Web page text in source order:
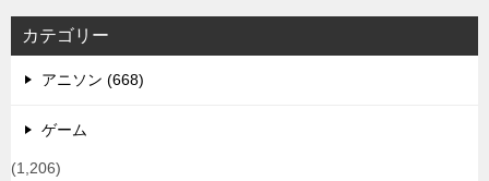
カテゴリー
アニソン (668)
ゲーム
(1,206)